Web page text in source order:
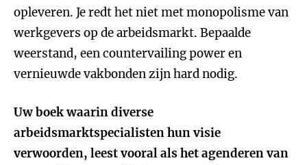
opleveren. Je redt het niet met monopolisme van
werkgevers op de arbeidsmarkt. Bepaalde
weerstand, een countervailing power en
vernieuwde vakbonden zijn hard nodig.
Uw boek waarin diverse
arbeidsmarktspecialisten hun visie
verwoorden, leest vooral als het agenderen van